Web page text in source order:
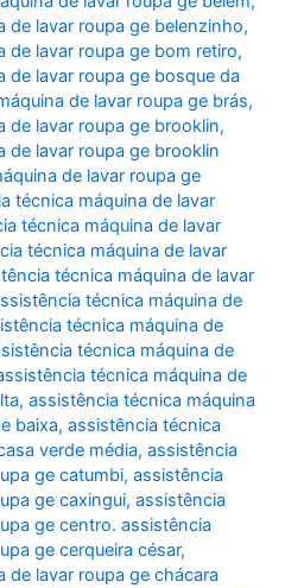
de lavar roupa ge belenzinho,
de lavar roupa ge bom retiro,
de lavar roupa ge bosque da
de lavar roupa ge brás,
de lavar roupa ge brooklin,
de lavar roupa ge brooklin
de lavar roupa ge
técnica máquina de lavar
técnica máquina de lavar
técnica máquina de lavar
técnica máquina de lavar
técnica máquina de
técnica máquina de
técnica máquina de
técnica máquina de
,assistência técnica máquina
baixa,assistência técnica
verde média,assistência
ge catumbi,assistência
ge caxingui,assistência
ge centro. assistência
ge cerqueira césar,
de lavar roupa ge chácara